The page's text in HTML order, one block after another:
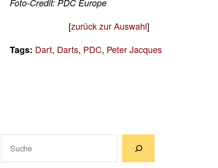
Foto-Credit: PDC Europe
[zurück zur Auswahl]
Tags: Dart, Darts, PDC, Peter Jacques